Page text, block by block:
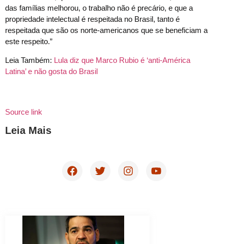
das famílias melhorou, o trabalho não é precário, e que a
propriedade intelectual é respeitada no Brasil, tanto é
respeitada que são os norte-americanos que se beneficiam a
este respeito.”
Leia Também: Lula diz que Marco Rubio é ‘anti-América
Latina’ e não gosta do Brasil
Source link
Leia Mais